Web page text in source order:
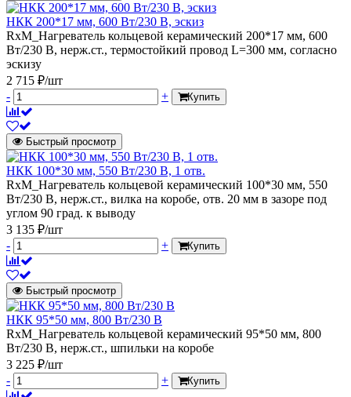
НКК 200*17 мм, 600 Вт/230 В, эскиз
RxM_Нагреватель кольцевой керамический 200*17 мм, 600
Вт/230 В, нерж.ст., термостойкий провод L=300 мм, согласно
эскизу
2 715 ₽/шт
-
+ Купить
Быстрый просмотр
НКК 100*30 мм, 550 Вт/230 В, 1 отв.
RxM_Нагреватель кольцевой керамический 100*30 мм, 550
Вт/230 В, нерж.ст., вилка на коробе, отв. 20 мм в зазоре под
углом 90 град. к выводу
3 135 ₽/шт
-
+ Купить
Быстрый просмотр
НКК 95*50 мм, 800 Вт/230 В
RxM_Нагреватель кольцевой керамический 95*50 мм, 800
Вт/230 В, нерж.ст., шпильки на коробе
3 225 ₽/шт
-
+ Купить